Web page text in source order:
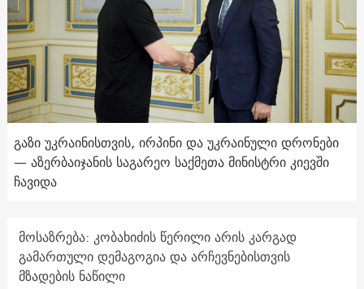
გაზი უკრაინისთვის, ირპინი და უკრაინული დრონები
— აზერბაიჯანის საგარეო საქმეთა მინისტრი კიევში
ჩავიდა
მოსაზრება: კობახიძის წერილი არის კარგად
გამართული დემაგოგია და არჩევნებისთვის
მზადების ნაწილი